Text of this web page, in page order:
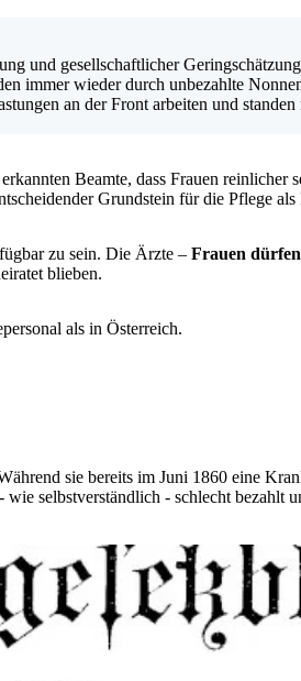
und gesellschaftlicher
immer wieder durch unbezahlte
an der Front arbeiten und
Beamte, dass Frauen
Grundstein für die Pflege als
zu sein. Die Ärzte – Frauen
blieben.
als in Österreich.
sie bereits im Juni 1860 eine
wie selbstverständlich - schlecht bezahlt